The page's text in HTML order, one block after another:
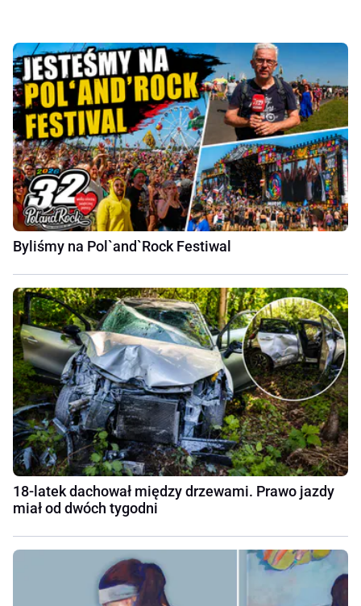
Byliśmy na Pol`and`Rock Festiwal
18-latek dachował między drzewami. Prawo jazdy
miał od dwóch tygodni